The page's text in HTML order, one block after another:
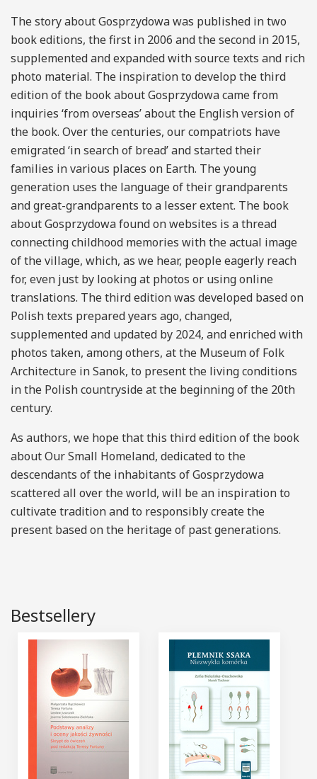
The story about Gosprzydowa was published in two
book editions, the first in 2006 and the second in 2015,
supplemented and expanded with source texts and rich
photo material. The inspiration to develop the third
edition of the book about Gosprzydowa came from
inquiries ‘from overseas’ about the English version of
the book. Over the centuries, our compatriots have
emigrated ‘in search of bread’ and started their
families in various places on Earth. The young
generation uses the language of their grandparents
and great-grandparents to a lesser extent. The book
about Gosprzydowa found on websites is a thread
connecting childhood memories with the actual image
of the village, which, as we hear, people eagerly reach
for, even just by looking at photos or using online
translations. The third edition was developed based on
Polish texts prepared years ago, changed,
supplemented and updated by 2024, and enriched with
photos taken, among others, at the Museum of Folk
Architecture in Sanok, to present the living conditions
in the Polish countryside at the beginning of the 20th
century.
As authors, we hope that this third edition of the book
about Our Small Homeland, dedicated to the
descendants of the inhabitants of Gosprzydowa
scattered all over the world, will be an inspiration to
cultivate tradition and to responsibly create the
present based on the heritage of past generations.
Bestsellery